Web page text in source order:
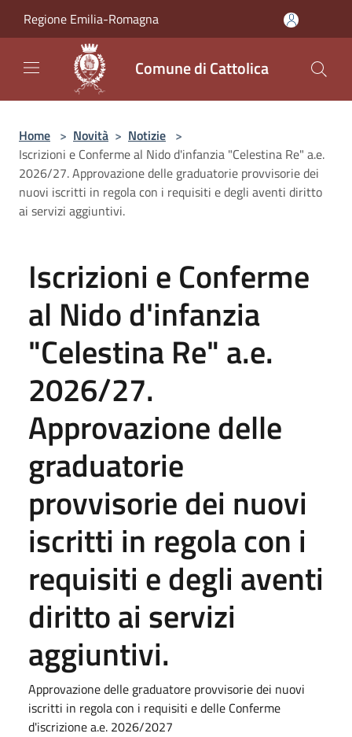
Regione Emilia-Romagna
Comune di Cattolica
Home > Novità > Notizie >
Iscrizioni e Conferme al Nido d'infanzia "Celestina Re" a.e.
2026/27. Approvazione delle graduatorie provvisorie dei
nuovi iscritti in regola con i requisiti e degli aventi diritto
ai servizi aggiuntivi.
Iscrizioni e Conferme
al Nido d'infanzia
"Celestina Re" a.e.
2026/27.
Approvazione delle
graduatorie
provvisorie dei nuovi
iscritti in regola con i
requisiti e degli aventi
diritto ai servizi
aggiuntivi.
Approvazione delle graduatore provvisorie dei nuovi
iscritti in regola con i requisiti e delle Conferme
d'iscrizione a.e. 2026/2027